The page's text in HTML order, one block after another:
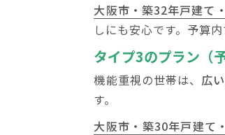
大阪市・築32年戸建て
しにも安心です。予算
タイプ3のプラン（
機能重視の世帯は、 広
す。
大阪市・築30年戸建て